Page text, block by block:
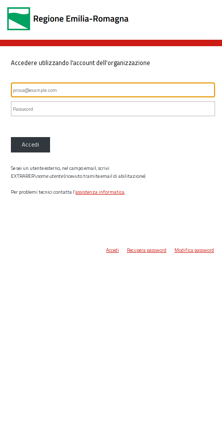
Accedere utilizzando l'account dell'organizzazione
Accedi
Se sei un utente esterno, nel campo email, scrivi
EXTRARER\nome utente(ricevuto tramite email di abilitazione)
Per problemi tecnici contatta l’assistenza informatica.
Accedi Recupera password Modifica password